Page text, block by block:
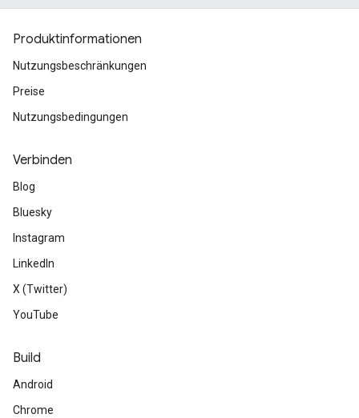
Produktinformationen
Nutzungsbeschränkungen
Preise
Nutzungsbedingungen
Verbinden
Blog
Bluesky
Instagram
LinkedIn
X (Twitter)
YouTube
Build
Android
Chrome